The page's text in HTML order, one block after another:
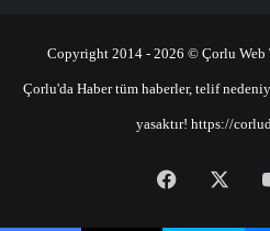
Copyright 2014 - 2026 © Çorlu Web
Çorlu'da Haber tüm haberler, telif
yasaktır! https://
Facebook